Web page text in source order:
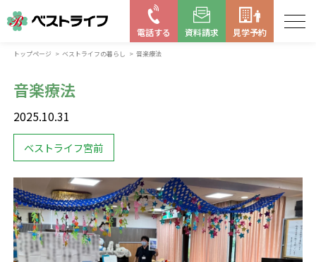
電話する 資料請求 見学予約
トップページ ベストライフの暮らし 音楽療法
音楽療法
2025.10.31
ベストライフ宮前